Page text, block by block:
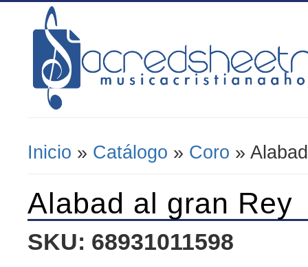
Se Encuentra Usted Aquí
Inicio » Catálogo » Coro »
Alabad al gran Rey
SKU: 68931011598